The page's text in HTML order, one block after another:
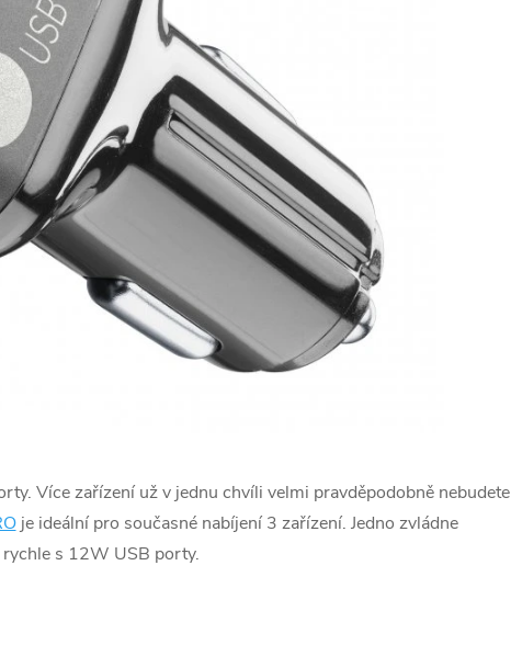
Více zařízení už v jednu chvíli velmi pravděpodobně nebudete
je ideální pro současné nabíjení 3 zařízení. Jedno zvládne
s 12W USB porty.